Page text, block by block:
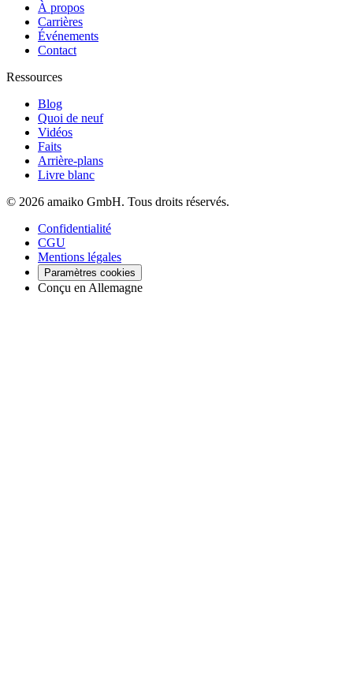
À propos
Carrières
Événements
Contact
Ressources
Blog
Quoi de neuf
Vidéos
Faits
Arrière-plans
Livre blanc
© 2026 amaiko GmbH. Tous droits réservés.
Confidentialité
CGU
Mentions légales
Paramètres cookies
Conçu en Allemagne